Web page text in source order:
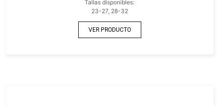
Tallas disponibles:
23-27, 28-32
VER PRODUCTO